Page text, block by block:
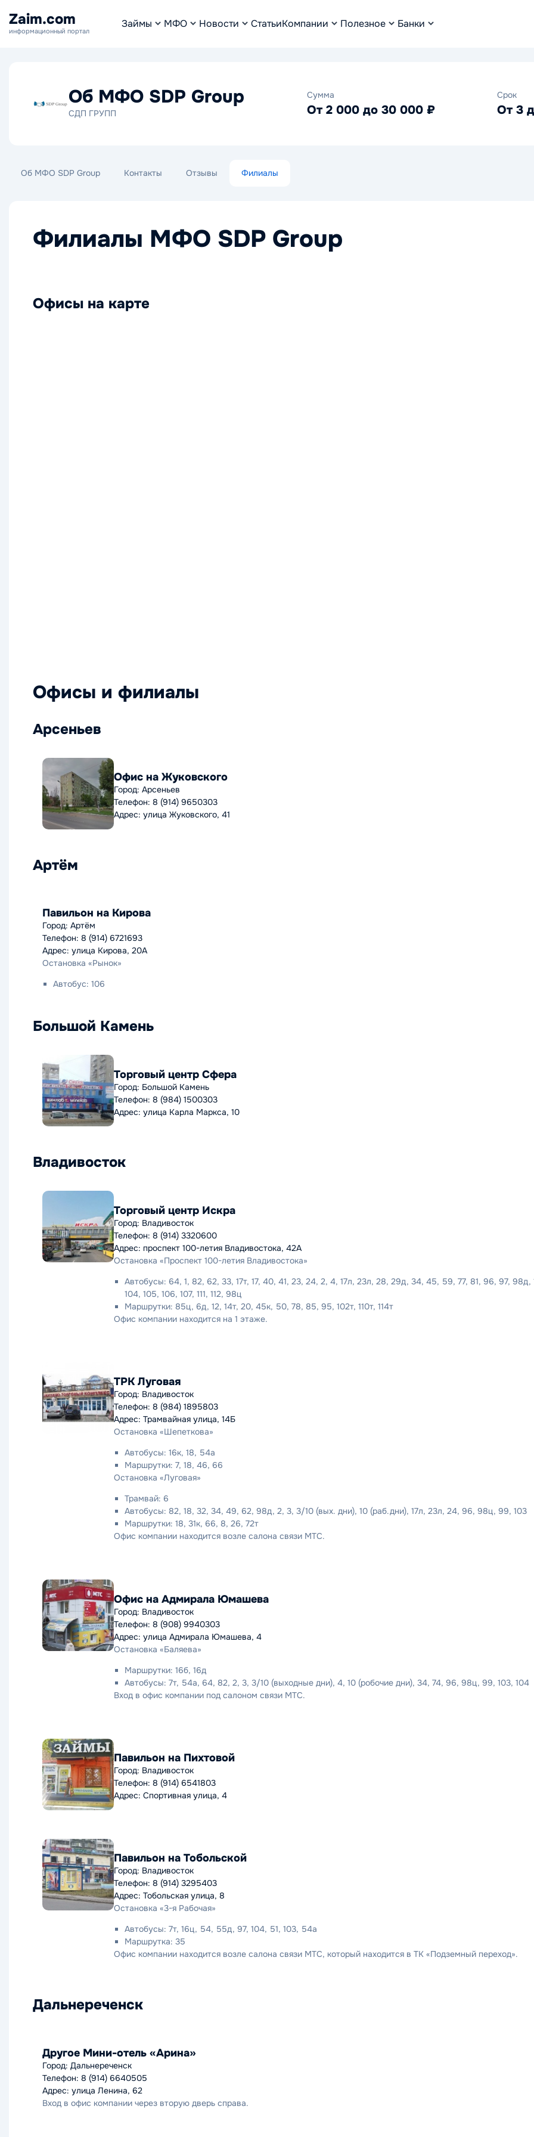
Zaim.com
информационный портал
Займы МФО Новости СтатьиКомпании Полезное Банки
Об МФО SDP Group
СДП ГРУПП
Сумма
От 2 000 до 30 000 ₽
Срок
От 3
Об МФО SDP Group Контакты Отзывы Филиалы
Филиалы МФО SDP Group
Офисы на карте
Офисы и филиалы
Арсеньев
Офис на Жуковского
Город: Арсеньев
Телефон: 8 (914) 9650303
Адрес: улица Жуковского, 41
Артём
Павильон на Кирова
Город: Артём
Телефон: 8 (914) 6721693
Адрес: улица Кирова, 20А
Остановка «Рынок»
Автобус: 106
Большой Камень
Торговый центр Сфера
Город: Большой Камень
Телефон: 8 (984) 1500303
Адрес: улица Карла Маркса, 10
Владивосток
Торговый центр Искра
Город: Владивосток
Телефон: 8 (914) 3320600
Адрес: проспект 100-летия Владивостока, 42А
Остановка «Проспект 100-летия Владивостока»
Автобусы: 64, 1, 82, 62, 33, 17т, 17, 40, 41, 23, 24, 2, 4, 17л, 23л, 28, 29д, 34, 45, 59, 77, 81, 96, 97, 98д,
104, 105, 106, 107, 111, 112, 98ц
Маршрутки: 85ц, 6д, 12, 14т, 20, 45к, 50, 78, 85, 95, 102т, 110т, 114т
Офис компании находится на 1 этаже.
ТРК Луговая
Город: Владивосток
Телефон: 8 (984) 1895803
Адрес: Трамвайная улица, 14Б
Остановка «Шепеткова»
Автобусы: 16к, 18, 54а
Маршрутки: 7, 18, 46, 66
Остановка «Луговая»
Трамвай: 6
Автобусы: 82, 18, 32, 34, 49, 62, 98д, 2, 3, 3/10 (вых. дни), 10 (раб.дни), 17л, 23л, 24, 96, 98ц, 99, 103
Маршрутки: 18, 31к, 66, 8, 26, 72т
Офис компании находится возле салона связи МТС.
Офис на Адмирала Юмашева
Город: Владивосток
Телефон: 8 (908) 9940303
Адрес: улица Адмирала Юмашева, 4
Остановка «Баляева»
Маршрутки: 16б, 16д
Автобусы: 7т, 54а, 64, 82, 2, 3, 3/10 (выходные дни), 4, 10 (робочие дни), 34, 74, 96, 98ц, 99, 103, 104
Вход в офис компании под салоном связи МТС.
Павильон на Пихтовой
Город: Владивосток
Телефон: 8 (914) 6541803
Адрес: Спортивная улица, 4
Павильон на Тобольской
Город: Владивосток
Телефон: 8 (914) 3295403
Адрес: Тобольская улица, 8
Остановка «3-я Рабочая»
Автобусы: 7т, 16ц, 54, 55д, 97, 104, 51, 103, 54а
Маршрутка: 35
Офис компании находится возле салона связи МТС, который находится в ТК «Подземный переход».
Дальнереченск
Другое Мини-отель «Арина»
Город: Дальнереченск
Телефон: 8 (914) 6640505
Адрес: улица Ленина, 62
Вход в офис компании через вторую дверь справа.